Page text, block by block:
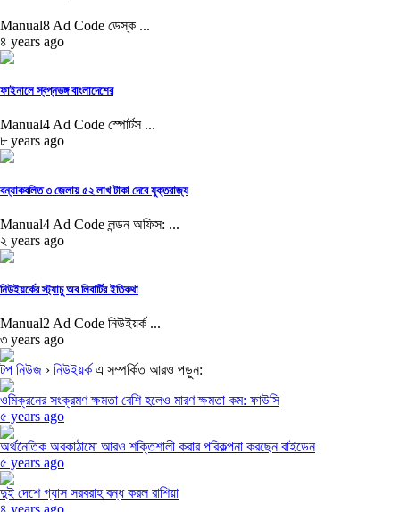
Manual8 Ad Code ডেস্ক ...
৪ years ago
ফাইনালে স্বপ্নভঙ্গ বাংলাদেশের
Manual4 Ad Code স্পোর্টস ...
৮ years ago
বন্যাকব‌লিত ৩ জেলায় ৫২ লাখ টাকা দেবে যুক্তরাজ্য
Manual4 Ad Code লন্ডন অফিস: ...
২ years ago
নিউইয়র্কের স্ট্যাচু অব লিবার্টির ইতিকথা
Manual2 Ad Code নিউইয়র্ক ...
৩ years ago
টপ নিউজ › নিউইয়র্ক এ সম্পর্কিত আরও পড়ুন:
ওমিক্রনের সংক্রমণ ক্ষমতা বেশি হলেও মারণ ক্ষমতা কম: ফাউসি
৫ years ago
অর্থনৈতিক অবকাঠামো আরও শক্তিশালী করার পরিকল্পনা করছেন বাইডেন
৫ years ago
দুই দেশে গ্যাস সরবরাহ বন্ধ করল রাশিয়া
৪ years ago